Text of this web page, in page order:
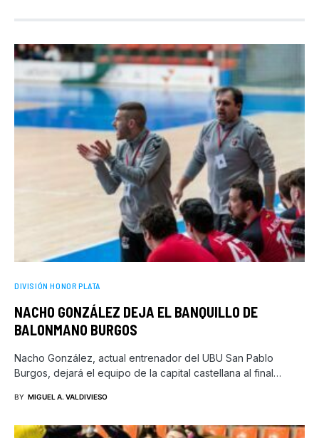
DIVISIÓN HONOR PLATA
NACHO GONZÁLEZ DEJA EL BANQUILLO DE
BALONMANO BURGOS
Nacho González, actual entrenador del UBU San Pablo
Burgos, dejará el equipo de la capital castellana al final…
BY MIGUEL A. VALDIVIESO